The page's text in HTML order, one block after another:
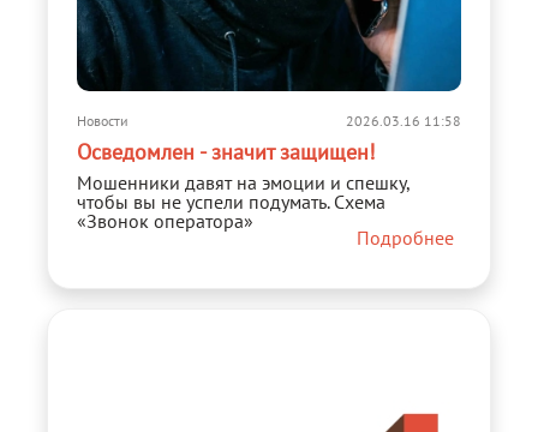
Новости 2026.03.16 11:58
Осведомлен - значит защищен!
Мошенники давят на эмоции и спешку,
чтобы вы не успели подумать. Схема
«Звонок оператора»
Подробнее